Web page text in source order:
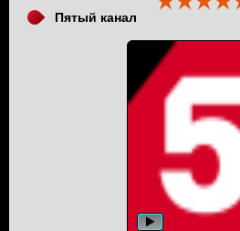
Пятый канал